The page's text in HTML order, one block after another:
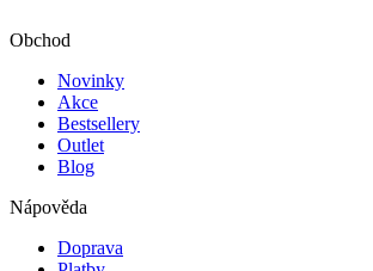
Obchod
Novinky
Akce
Bestsellery
Outlet
Blog
Nápověda
Doprava